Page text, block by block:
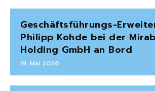
Geschäftsführungs-
Philipp Kohde bei der
Holding GmbH an Bord
19. Mai 2026